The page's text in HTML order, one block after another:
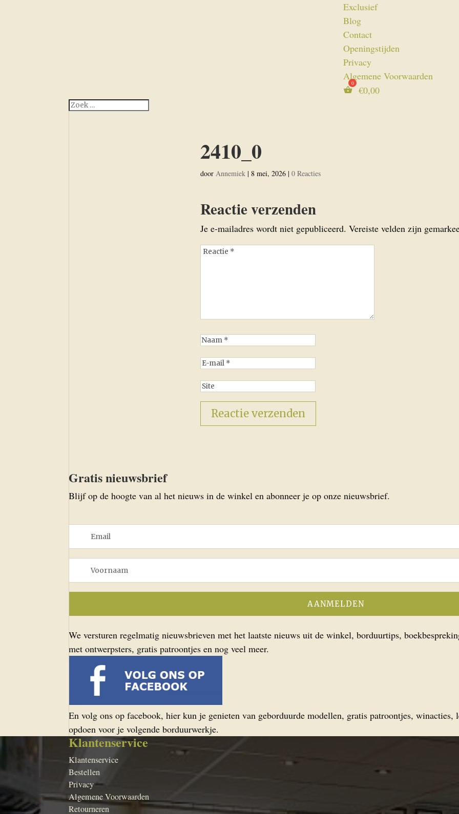
Exclusief
Blog
Contact
Openingstijden
Privacy
Algemene Voorwaarden
€0,00
2410_0
doorAnnemiek |8 mei, 2026 |0 Reacties
Reactie verzenden
Je e-mailadres wordt niet gepubliceerd. Vereiste velden zijn
Gratis nieuwsbrief
Blijf op de hoogte van al het nieuws in de winkel en abonneer je op onze nieuwsbrief.
We versturen regelmatig nieuwsbrieven met het laatste nieuws uit de winkel, borduurtips,
met ontwerpsters, gratis patroontjes en nog veel meer.
En volg ons op facebook, hier kun je genieten van geborduurde modellen, gratis patroontjes,
opdoen voor je volgende borduurwerkje.
Klantenservice
Klantenservice
Bestellen
Privacy
Algemene Voorwaarden
Retourneren